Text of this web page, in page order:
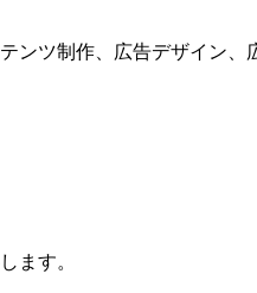
ンツ制作、広告デザイン、
ます。